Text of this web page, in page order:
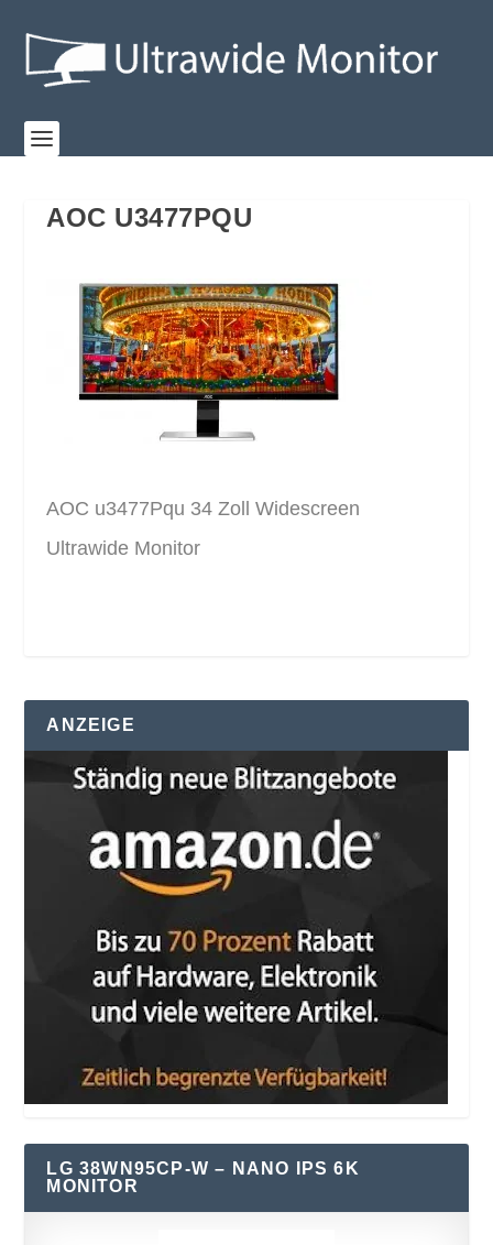
AOC U3477PQU
AOC u3477Pqu 34 Zoll Widescreen
Ultrawide Monitor
ANZEIGE
LG 38WN95CP-W – NANO IPS 6K
MONITOR